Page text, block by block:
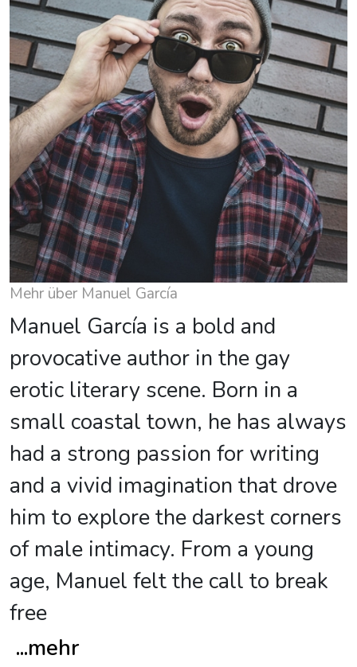
Mehr über Manuel García
Manuel García is a bold and
provocative author in the gay
erotic literary scene. Born in a
small coastal town, he has always
had a strong passion for writing
and a vivid imagination that drove
him to explore the darkest corners
of male intimacy. From a young
age, Manuel felt the call to break
free
...mehr